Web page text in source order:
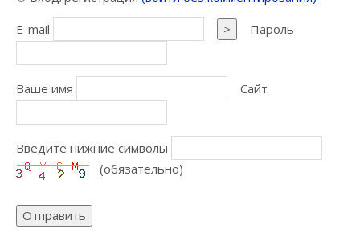
E-mail
> Пароль
Ваше имя Сайт
Введите нижние символы
(обязательно)
Отправить